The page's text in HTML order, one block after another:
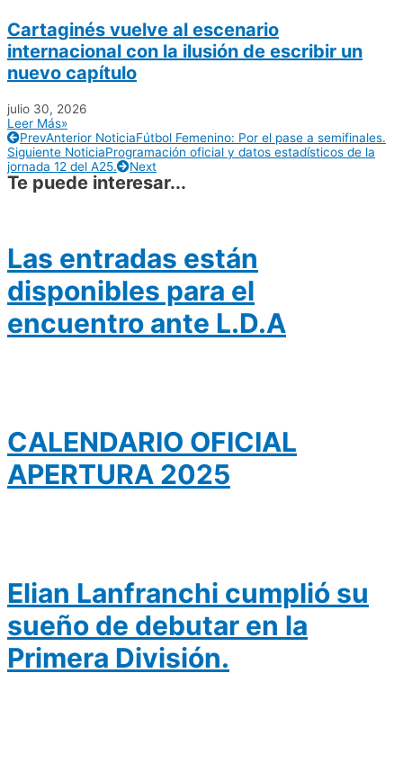
Cartaginés vuelve al escenario
internacional con la ilusión de escribir un
nuevo capítulo
julio 30, 2026
Leer Más»
PrevAnterior NoticiaFútbol Femenino: Por el pase a semifinales.
Siguiente NoticiaProgramación oficial y datos estadísticos de la
jornada 12 del A25.
Next
Te puede interesar...
Las entradas están
disponibles para el
encuentro ante L.D.A
CALENDARIO OFICIAL
APERTURA 2025
Elian Lanfranchi cumplió su
sueño de debutar en la
Primera División.